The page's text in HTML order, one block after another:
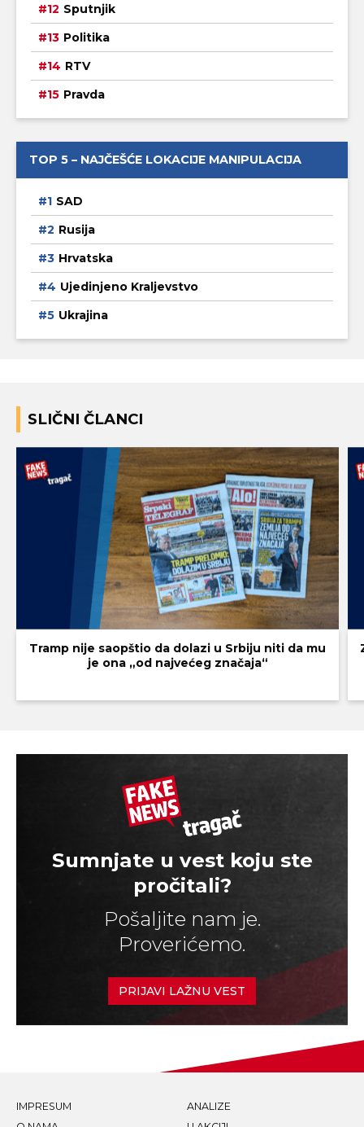
Sputnjik
Politika
RTV
Pravda
TOP 5 – NAJČEŠĆE LOKACIJE MANIPULACIJA
SAD
Rusija
Hrvatska
Ujedinjeno Kraljevstvo
Ukrajina
SLIČNI ČLANCI
Tramp nije saopštio da dolazi u Srbiju niti da mu
je ona „od najvećeg značaja“
Sumnjate u vest koju ste
pročitali?
Pošaljite nam je.
Proverićemo.
PRIJAVI LAŽNU VEST
IMPRESUM
ANALIZE